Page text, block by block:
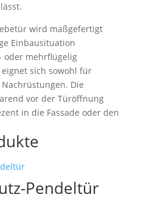
wird maßgefertigt
Einbausituation
oder mehrflügelig
sich sowohl für
Die
vor der Türöffnung
in die Fassade oder den
Pendeltür